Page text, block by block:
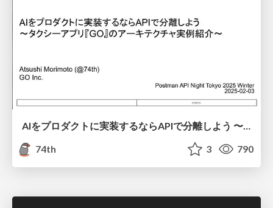
AIをプロダクトに実装するならAPIで分離しよう 〜タクシーアプリ『GO』のアーキテクチャ実例紹介〜
74th
3 790